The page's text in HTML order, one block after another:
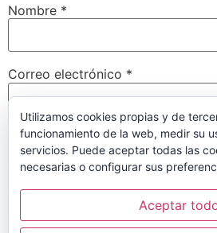
Nombre *
Correo electrónico *
Web
Guarda mi nombre, correo
navegador para la próxima vez
Utilizamos cookies propias y de
funcionamiento de la web, medir su
servicios. Puede aceptar todas las
necesarias o configurar sus
Aceptar